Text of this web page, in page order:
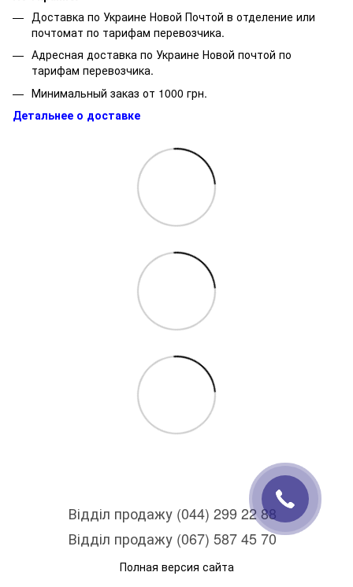
Доставка по Украине Новой Почтой в отделение или
почтомат по тарифам перевозчика.
Адресная доставка по Украине Новой почтой по
тарифам перевозчика.
Минимальный заказ от 1000 грн.
Детальнее о доставке
Відділ продажу (044) 299 22 88
Відділ продажу (067) 587 45 70
Полная версия сайта